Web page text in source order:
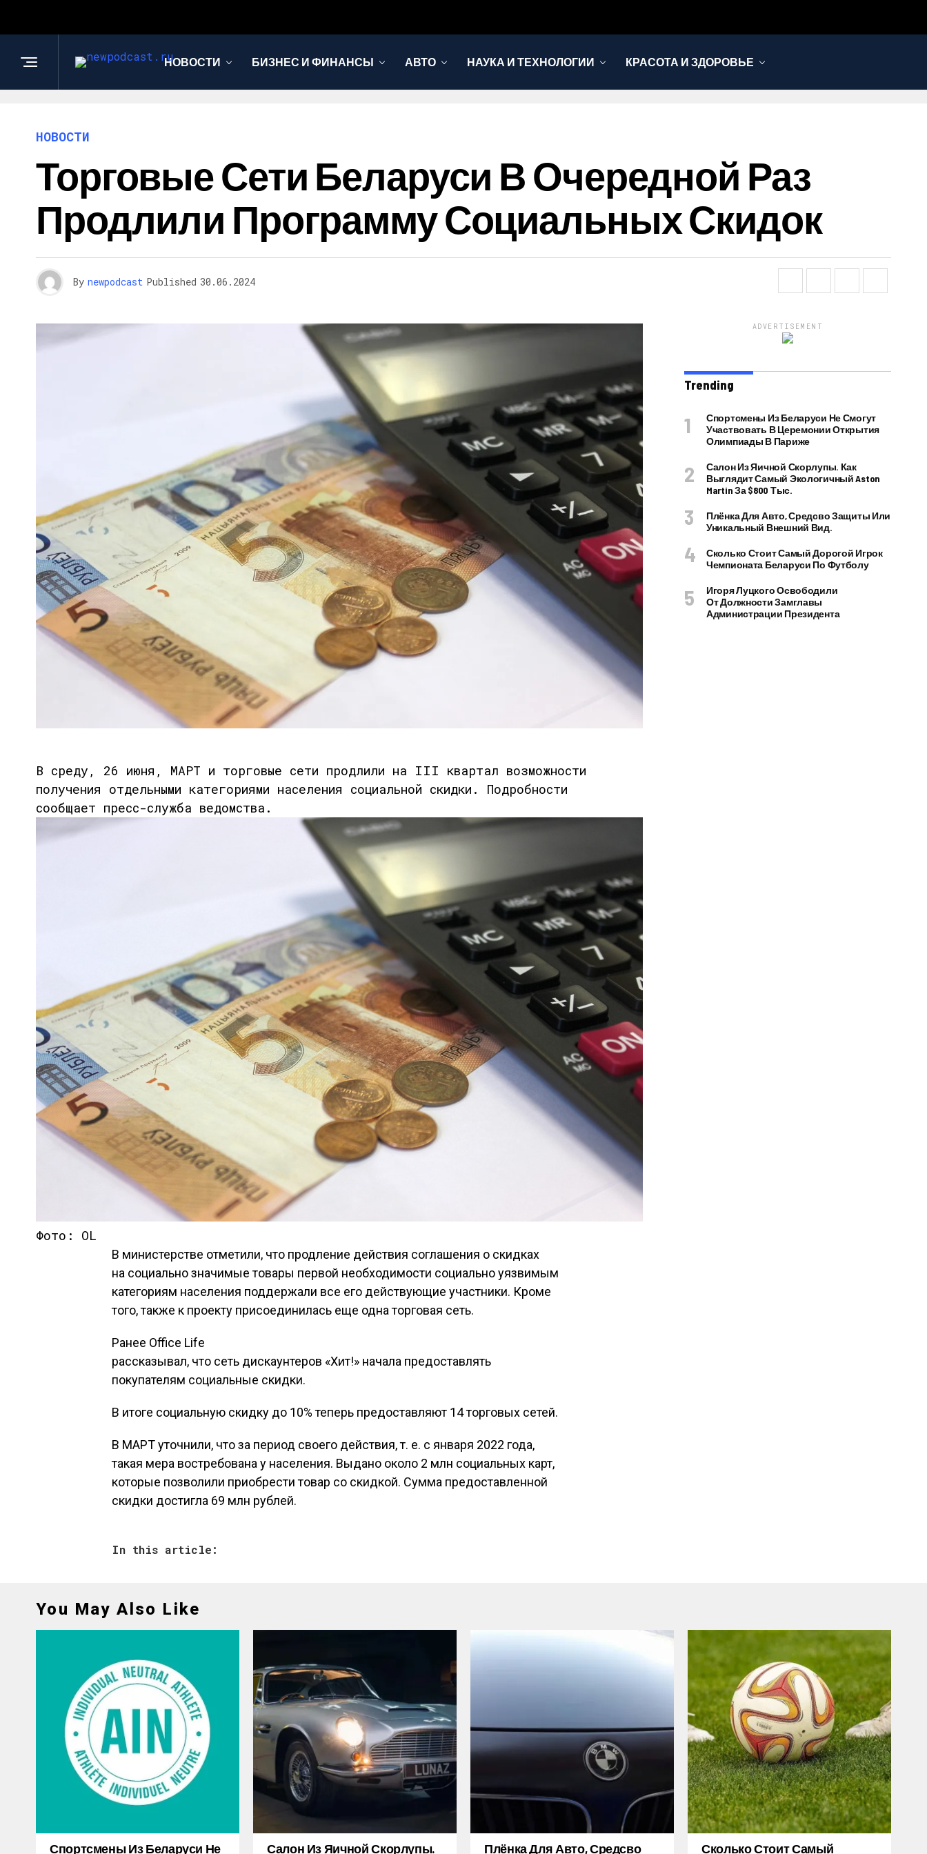
НОВОСТИ БИЗНЕС И ФИНАНСЫ АВТО НАУКА И ТЕХНОЛОГИИ КРАСОТА И ЗДОРОВЬЕ
НОВОСТИ
Торговые Сети Беларуси В Очередной Раз
Продлили Программу Социальных Скидок
By newpodcast Published 30.06.2024
В среду, 26 июня, МАРТ и торговые сети продлили на III квартал возможности
получения отдельными категориями населения социальной скидки. Подробности
сообщает пресс-служба ведомства.
Фото: OL
В министерстве отметили, что продление действия соглашения о скидках
на социально значимые товары первой необходимости социально уязвимым
категориям населения поддержали все его действующие участники. Кроме
того, также к проекту присоединилась еще одна торговая сеть.
Ранее Office Life
рассказывал, что сеть дискаунтеров «Хит!» начала предоставлять
покупателям социальные скидки.
В итоге социальную скидку до 10% теперь предоставляют 14 торговых сетей.
В МАРТ уточнили, что за период своего действия, т. е. с января 2022 года,
такая мера востребована у населения. Выдано около 2 млн социальных карт,
которые позволили приобрести товар со скидкой. Сумма предоставленной
скидки достигла 69 млн рублей.
In this article:
ADVERTISEMENT
Trending
Спортсмены Из Беларуси Не Смогут
Участвовать В Церемонии Открытия
Олимпиады В Париже
Салон Из Яичной Скорлупы. Как
Выглядит Самый Экологичный Aston
Martin За $800 Тыс.
Плёнка Для Авто, Средсво Защиты Или
Уникальный Внешний Вид.
Сколько Стоит Самый Дорогой Игрок
Чемпионата Беларуси По Футболу
Игоря Луцкого Освободили
От Должности Замглавы
Администрации Президента
You May Also Like
Спортсмены Из Беларуси Не Салон Из Яичной Скорлупы. Плёнка Для Авто, Средсво Сколько Стоит Самый